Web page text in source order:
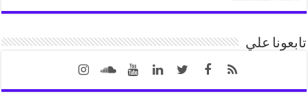
تابعونا علي